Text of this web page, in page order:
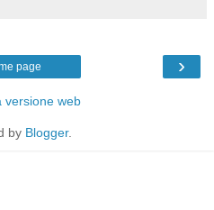
›
page
versione web
by Blogger.